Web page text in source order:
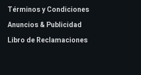
Términos y Condiciones
Anuncios & Publicidad
Libro de Reclamaciones